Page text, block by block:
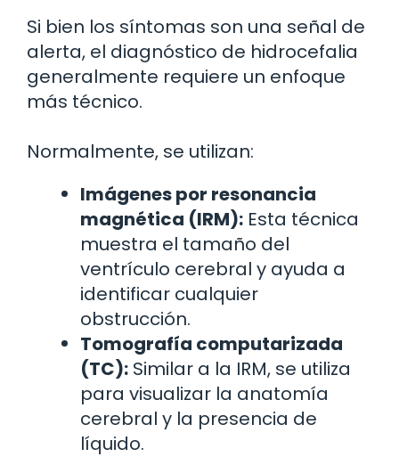
Si bien los síntomas son una señal de
alerta, el diagnóstico de hidrocefalia
generalmente requiere un enfoque
más técnico.
Normalmente, se utilizan:
Imágenes por resonancia
magnética (IRM): Esta técnica
muestra el tamaño del
ventrículo cerebral y ayuda a
identificar cualquier
obstrucción.
Tomografía computarizada
(TC): Similar a la IRM, se utiliza
para visualizar la anatomía
cerebral y la presencia de
líquido.